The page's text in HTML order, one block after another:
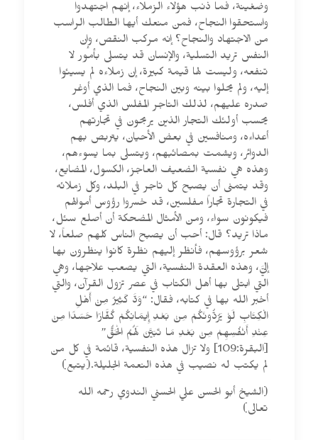
وضغينة، فما ذنب هؤلاء الزملاء، إنهم اجتهدوا
واستحقوا النجاح، فمن منعك أيها الطالب الراسب
من الاجتهاد والنجاح؟ إنه مركب النقص، وإن
النفس تريد التسلية، والإنسان قد يتسلى بأمور لا
تنفعه، وليست لها قيمة كبيرة، إن زملاءه لم يسيئوا
إليه، ولم يحلوا بينه وبين النجاح، فما الذي أوغر
صدره عليهم، لذلك التاجر المفلس الذي أفلس،
يحسب أولئك التجار الذين يربحون في تجارتهم
أعداءه، ومنافسين في بعض الأحيان، يتربص بهم
الدوائر، ويشمت بمصائبهم، ويتسلى بما يسوءهم،
وهذه هي نفسية الضعيف العاجز، الكسول، المضايع،
وقد يتمنى أن يصبح كل تاجر في البلد، وكل زملائه
في التجارة تجاراً مفلسين، قد خسروا رؤوس أموالهم
فيكونون سواء، ومن الأمثال المضحكة أن أصلع سئل،
ماذا تريد؟ قال: أحب أن يصبح الناس كلهم صلعاً، لا
شعر برؤوسهم، فأنظر إليهم نظرة كانوا ينظرون بها
إليَّ، وهذه العقدة النفسية، التي يصعب علاجها، وهي
التي ابتلى بها أهل الكتاب في عصر تزول القرآن، والتي
أخبر الله بها في كتابه، فقال: “وَدَّ كَثِيرٌ مِنْ أَهْلِ
الْكِتَابِ لَوْ يَرُدُّونَكُمْ مِنْ بَعْدِ إِيمَانِكُمْ كُفَّارًا حَسَدًا مِنْ
عِنْدِ أَنْفُسِهِمْ مِنْ بَعْدِ مَا تَبَيَّنَ لَهُمُ الْحَقُّ”
[البقرة:109] ولا تزال هذه النفسية، قائمة في كل من
لم يكتب له نصيب في هذه النعمة الجليلة.(يتبع)
(الشيخ أبو الحسن علي الحسني الندوي رحمه الله
تعالى)